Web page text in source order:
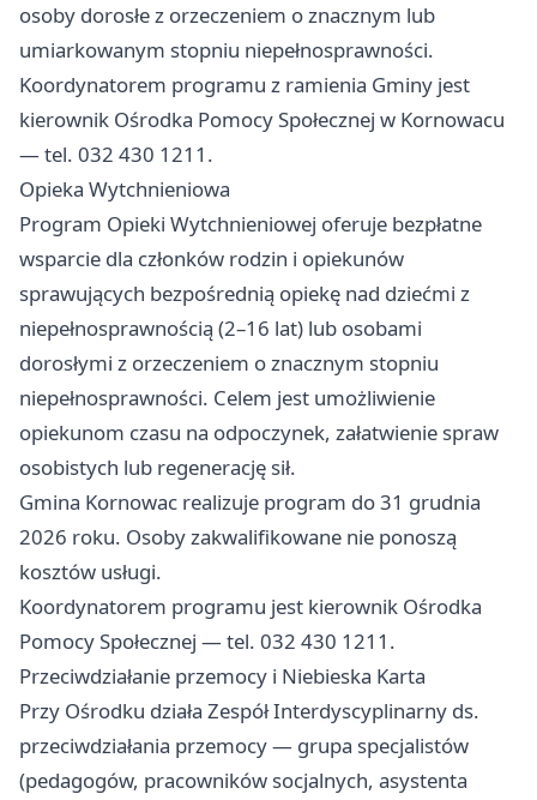
osoby dorosłe z orzeczeniem o znacznym lub
umiarkowanym stopniu niepełnosprawności.
Koordynatorem programu z ramienia Gminy jest
kierownik Ośrodka Pomocy Społecznej w Kornowacu
— tel. 032 430 1211.
Opieka Wytchnieniowa
Program Opieki Wytchnieniowej oferuje bezpłatne
wsparcie dla członków rodzin i opiekunów
sprawujących bezpośrednią opiekę nad dziećmi z
niepełnosprawnością (2–16 lat) lub osobami
dorosłymi z orzeczeniem o znacznym stopniu
niepełnosprawności. Celem jest umożliwienie
opiekunom czasu na odpoczynek, załatwienie spraw
osobistych lub regenerację sił.
Gmina Kornowac realizuje program do 31 grudnia
2026 roku. Osoby zakwalifikowane nie ponoszą
kosztów usługi.
Koordynatorem programu jest kierownik Ośrodka
Pomocy Społecznej — tel. 032 430 1211.
Przeciwdziałanie przemocy i Niebieska Karta
Przy Ośrodku działa Zespół Interdyscyplinarny ds.
przeciwdziałania przemocy — grupa specjalistów
(pedagogów, pracowników socjalnych, asystenta